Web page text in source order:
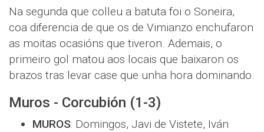
Na segunda que colleu a batuta foi o Soneira,
coa diferencia de que os de Vimianzo enchufaron
as moitas ocasións que tiveron. Ademais, o
primeiro gol matou aos locais que baixaron os
brazos tras levar case que unha hora dominando.
Muros - Corcubión (1-3)
MUROS: Domingos, Javi de Vistete, Iván